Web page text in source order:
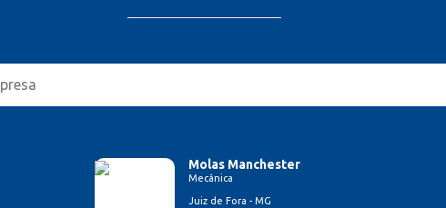
Molas Manchester
Mecânica
Juiz de Fora - MG